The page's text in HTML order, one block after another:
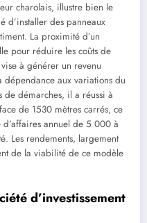
charolais, illustre bien le
d’installer des panneaux
La proximité d’un
pour réduire les coûts de
à générer un revenu
aux variations du
de démarches, il a réussi à
de 1530 mètres carrés, ce
annuel de 5 000 à
Les rendements, largement
de la viabilité de ce modèle
d’investissement